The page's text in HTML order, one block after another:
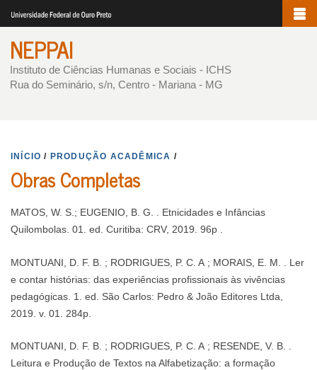
Pular
para
conteúdo
principal
NEPPAI
Instituto de Ciências Humanas e Sociais - ICHS
Rua do Seminário, s/n, Centro - Mariana - MG
INÍCIO / PRODUÇÃO ACADÊMICA /
Obras Completas
MATOS, W. S.; EUGENIO, B. G. . Etnicidades e Infâncias
Quilombolas. 01. ed. Curitiba: CRV, 2019. 96p .
MONTUANI, D. F. B. ; RODRIGUES, P. C. A ; MORAIS, E. M. . Ler
e contar histórias: das experiências profissionais às vivências
pedagógicas. 1. ed. São Carlos: Pedro & João Editores Ltda,
2019. v. 01. 284p.
MONTUANI, D. F. B. ; RODRIGUES, P. C. A ; RESENDE, V. B. .
Leitura e Produção de Textos na Alfabetização: a formação